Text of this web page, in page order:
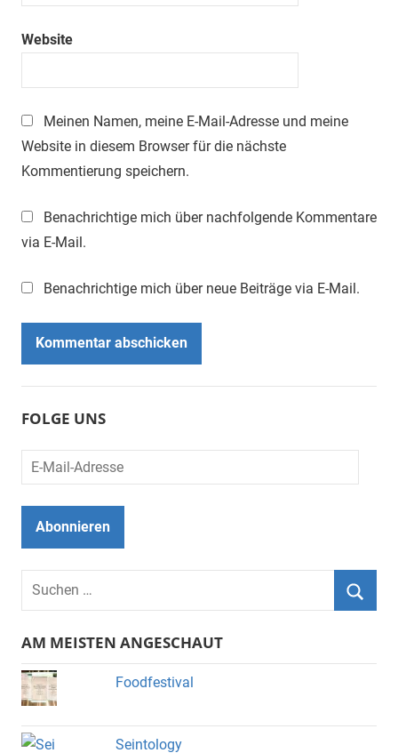
Website
Meinen Namen, meine E-Mail-Adresse und meine
Website in diesem Browser für die nächste
Kommentierung speichern.
Benachrichtige mich über nachfolgende Kommentare
via E-Mail.
Benachrichtige mich über neue Beiträge via E-Mail.
FOLGE UNS
Mail-
Adresse
Abonnieren
Suchen
AM MEISTEN ANGESCHAUT
Foodfestival
Seintology